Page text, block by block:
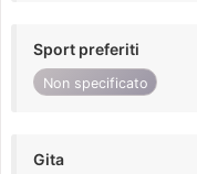
Sport preferiti
Non specificato
Gita